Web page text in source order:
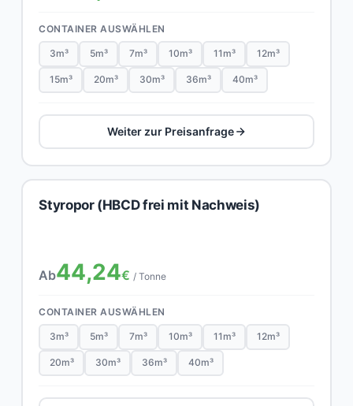
CONTAINER AUSWÄHLEN
3m³ 5m³ 7m³ 10m³ 11m³ 12m³
15m³ 20m³ 30m³ 36m³ 40m³
Weiter zur Preisanfrage
Styropor (HBCD frei mit Nachweis)
Ab44,24€ / Tonne
CONTAINER AUSWÄHLEN
3m³ 5m³ 7m³ 10m³ 11m³ 12m³
20m³ 30m³ 36m³ 40m³